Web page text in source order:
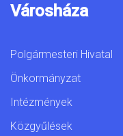
Városháza
Polgármesteri Hivatal
Önkormányzat
Intézmények
Közgyűlések